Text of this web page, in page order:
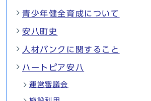
青少年健全育成について
安八町史
人材バンクに関すること
ハートピア安八
運営審議会